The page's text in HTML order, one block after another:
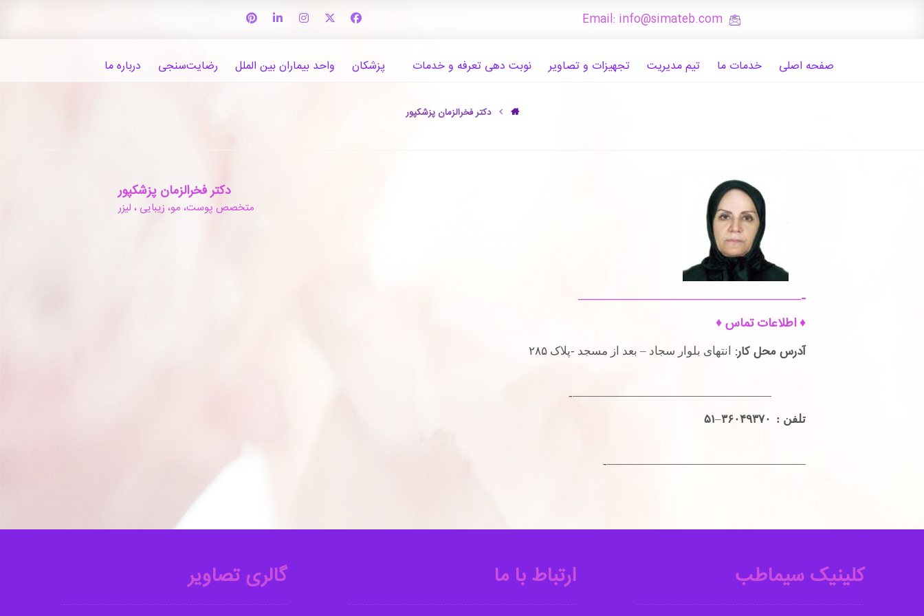
Email: info@simateb.com
پزشکان واحد بیماران بین الملل رضایت‌سنجی درباره ما صفحه اصلی خدمات ما تیم مدیریت تجهیزات و تصاویر نوبت دهی تعرفه و خدمات
دکتر فخرالزمان پزشکپور
دکتر فخرالزمان پزشکپور
متخصص پوست، مو، زیبایی ، لیزر
——————————————————-
♦ اطلاعات تماس ♦
آدرس محل کار: انتهای بلوار سجاد – بعد از مسجد -پلاک ۲۸۵
—————————————————-
تلفن : ۳۶۰۴۹۳۷۰
–۵۱
—————————————————-
کلینیک سیماطب ارتباط با ما گالری تصاویر